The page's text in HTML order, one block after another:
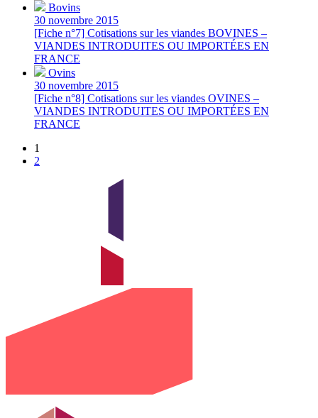
Bovins
30 novembre 2015
[Fiche n°7] Cotisations sur les viandes BOVINES –
VIANDES INTRODUITES OU IMPORTÉES EN
FRANCE
Ovins
30 novembre 2015
[Fiche n°8] Cotisations sur les viandes OVINES –
VIANDES INTRODUITES OU IMPORTÉES EN
FRANCE
1
2